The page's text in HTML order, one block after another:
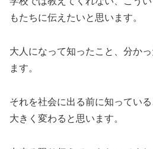
もたちに伝えたいと思います。
大人になって知ったこと、分か
ます。
それを社会に出る前に知ってい
大きく変わると思います。